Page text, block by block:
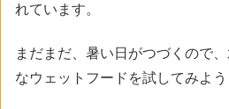
れています。
まだまだ、暑い日がつづくので
なウェットフードを試してみよう